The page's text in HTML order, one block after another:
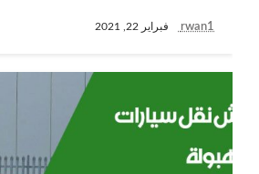
rwan1 فبراير 22, 2021